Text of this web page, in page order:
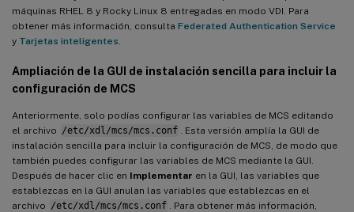
máquinas RHEL 8 y Rocky Linux 8 entregadas en modo VDI. Para
obtener más información, consulta Federated Authentication Service
y Tarjetas inteligentes
Ampliación de la GUI de instalación sencilla para incluir la
configuración de MCS
Anteriormente, solo podías configurar las variables de MCS editando
el archivo /etc/xdl/mcs/mcs.conf
. Esta versión amplía la GUI de
instalación sencilla para incluir la configuración de MCS, de modo que
también puedes configurar las variables de MCS mediante la GUI.
Después de hacer clic en Implementar en la GUI, las variables que
establezcas en la GUI anulan las variables que establezcas en el
archivo /etc/xdl/mcs/mcs.conf
. Para obtener más información,